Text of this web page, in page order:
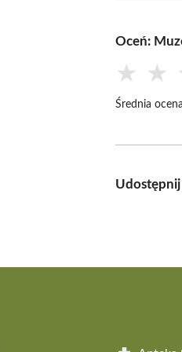
Oceń:
★ ★
Średnia
Udostępnij